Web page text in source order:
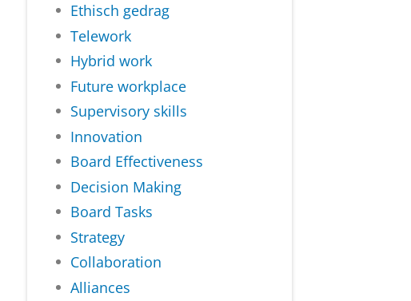
Ethisch gedrag
Telework
Hybrid work
Future workplace
Supervisory skills
Innovation
Board Effectiveness
Decision Making
Board Tasks
Strategy
Collaboration
Alliances